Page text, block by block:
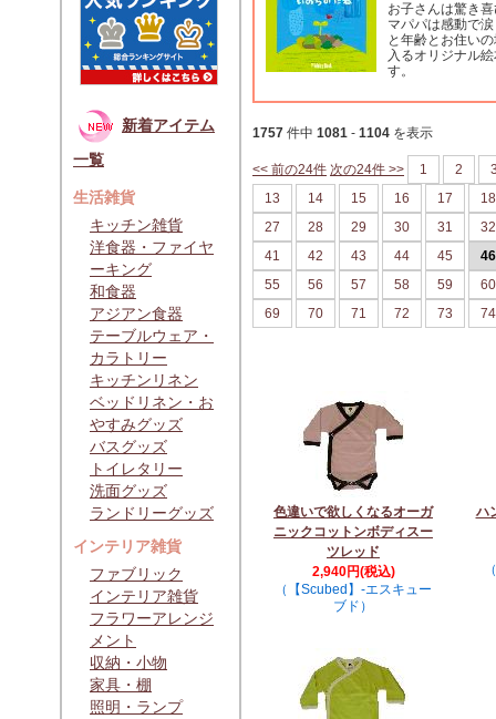
新着アイテム
一覧
生活雑貨
キッチン雑貨
洋食器・ファイヤ
ーキング
和食器
アジアン食器
テーブルウェア・
カラトリー
キッチンリネン
ベッドリネン・お
やすみグッズ
バスグッズ
トイレタリー
洗面グッズ
ランドリーグッズ
インテリア雑貨
ファブリック
インテリア雑貨
フラワーアレンジ
メント
収納・小物
家具・棚
照明・ランプ
お子さんは驚き
マパパは感動で
と年齢とお住い
入るオリジナル
す。
1757 件中 1081 - 1104 を表示
<< 前の24件 次の24件 >> 1 2
13
14 15 16 17
18
27
28 29 30 31
32
41
42 43 44 45
46
55
56 57 58 59
60
69
70 71 72 73 74
色違いで欲しくなるオーガ
ニックコットンボディスー
ツレッド
2,940円(税込)
（【Scubed】-エスキュー
ブド）
ハ